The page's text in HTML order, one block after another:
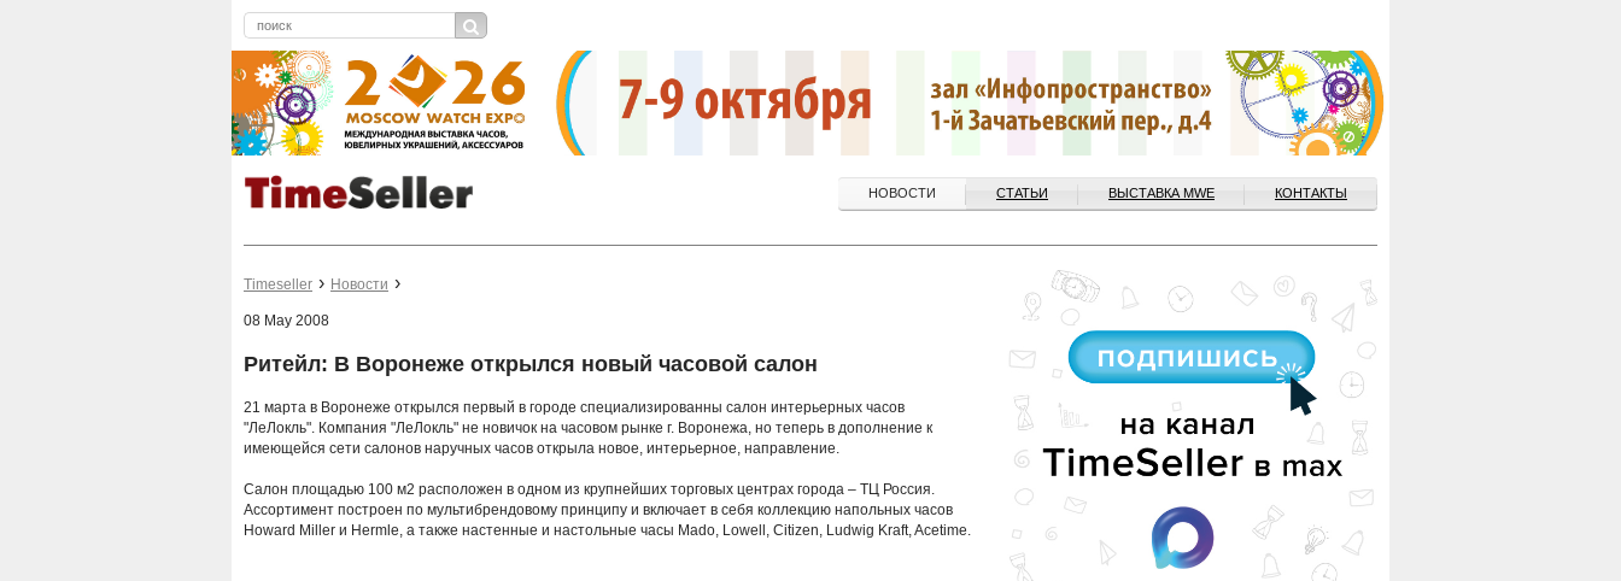
НОВОСТИ СТАТЬИ ВЫСТАВКА MWE КОНТАКТЫ
Timeseller Новости
08 May 2008
Ритейл: В Воронеже открылся новый часовой салон
21 марта в Воронеже открылся первый в городе специализированны салон интерьерных часов
"ЛеЛокль". Компания "ЛеЛокль" не новичок на часовом рынке г. Воронежа, но теперь в дополнение к
имеющейся сети салонов наручных часов открыла новое, интерьерное, направление.
Салон площадью 100 м2 расположен в одном из крупнейших торговых центрах города – ТЦ Россия.
Ассортимент построен по мультибрендовому принципу и включает в себя коллекцию напольных часов
Howard Miller и Hermle, а также настенные и настольные часы Mado, Lowell, Citizen, Ludwig Kraft, Acetime.